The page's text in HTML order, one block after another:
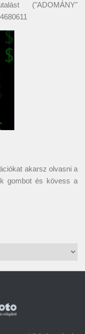
("ADOMÁNY"
akarsz olvasni a
gombot és kövess a